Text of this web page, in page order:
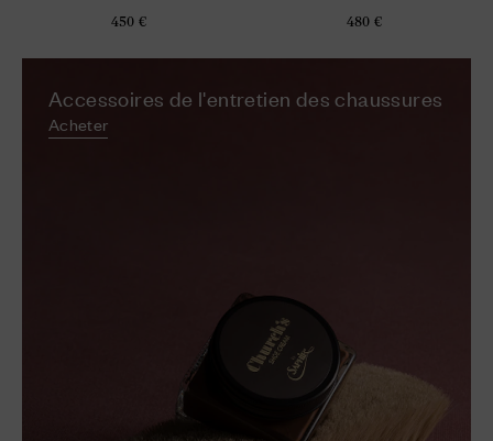
450 € 480 €
Accessoires de l'entretien des chaussures
Acheter